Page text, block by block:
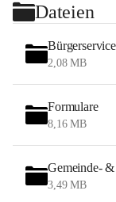
Dateien
Bürgerservice
2,08 MB
Formulare
8,16 MB
Gemeinde-
3,49 MB